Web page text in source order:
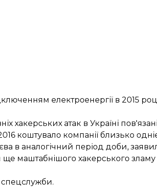
електроенергії в 2015
хакерських атак в Україні
коштувало компанії близько
в аналогічний період доби,
маштабнішого хакерського зламу
спецслужби.